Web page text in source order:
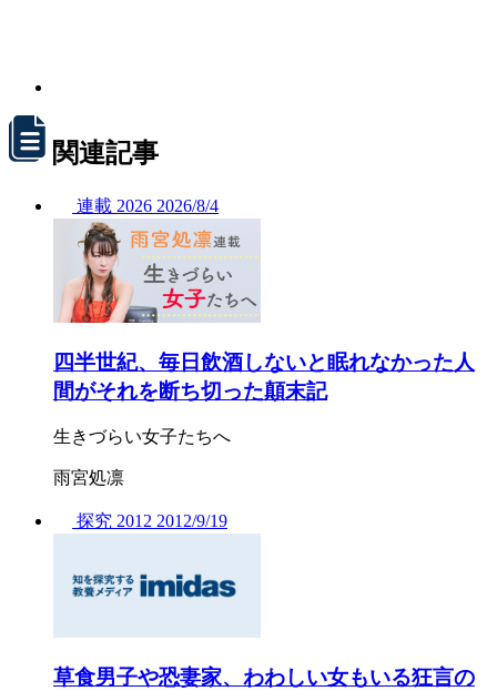
関連記事
連載 2026 2026/8/4
四半世紀、毎日飲酒しないと眠れなかった人
間がそれを断ち切った顛末記
生きづらい女子たちへ
雨宮処凛
探究 2012 2012/9/19
草食男子や恐妻家、わわしい女もいる狂言の